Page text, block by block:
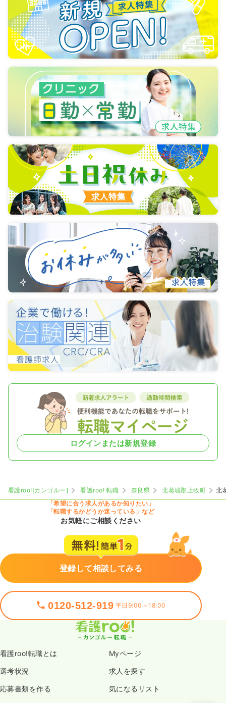
ログインまたは新規登録
看護roo![カンゴルー] 看護roo! 転職 奈良県 北葛城郡上牧町
北
「希望に合う求人があるか知りたい」
「転職するかどうか迷っている」など
お気軽にご相談ください
登録して相談してみる
0120-512-919 平日9:00～18:00
看護roo!転職とは Myページ
選考状況 求人を探す
応募書類を作る 気になるリスト